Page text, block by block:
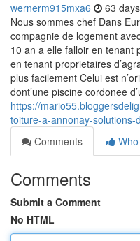
wernerm915mxa6 63
Nous sommes chef Dans
compagnie de logement
10 an a elle falloir en tenant
en tenant proprietaires
plus facilement Celui est
dont’une piscine cordonee
https://
toiture-a-annonay-
Comments
Comments
Submit a Comment
No HTML